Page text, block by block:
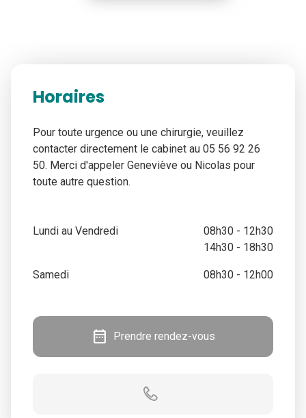
Horaires
Pour toute urgence ou une chirurgie, veuillez
contacter directement le cabinet au 05 56 92 26
50. Merci d'appeler Geneviève ou Nicolas pour
toute autre question.
Lundi au Vendredi
08h30 - 12h30
14h30 - 18h30
Samedi 08h30 - 12h00
date_range Prendre rendez-vous